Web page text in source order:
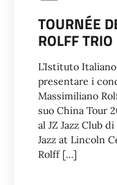
TOURNÉE
ROLFF TRIO
L’Istituto
presentare i
Massimiliano
suo China Tour
al JZ Jazz Club
Jazz at Lincoln
Rolff […]